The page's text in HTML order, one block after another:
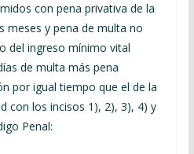
con pena privativa de la
meses y pena de multa no
del ingreso mínimo vital
de multa más pena
por igual tiempo que el de la
con los incisos 1), 2), 3), 4) y
Penal: